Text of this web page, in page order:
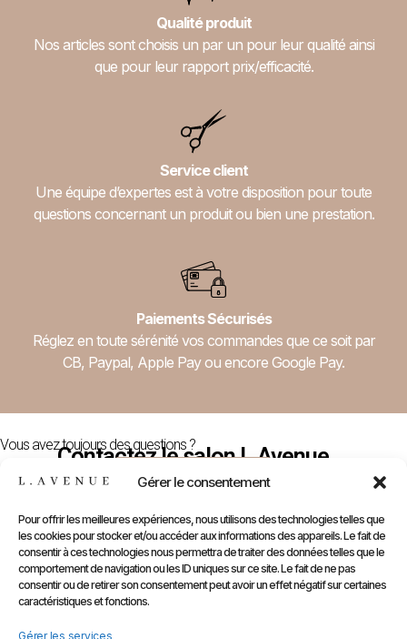
Gérer le consentement
Pour offrir les meilleures expériences, nous utilisons des technologies telles que
les cookies pour stocker et/ou accéder aux informations des appareils. Le fait de
consentir à ces technologies nous permettra de traiter des données telles que le
comportement de navigation ou les ID uniques sur ce site. Le fait de ne pas
consentir ou de retirer son consentement peut avoir un effet négatif sur certaines
caractéristiques et fonctions.
Gérer les services
Qualité produit
Nos articles sont choisis un par un pour leur qualité ainsi
que pour leur rapport prix/efficacité.
Service client
Une équipe d’expertes est à votre disposition pour toute
questions concernant un produit ou bien une prestation.
Paiements Sécurisés
Réglez en toute sérénité vos commandes que ce soit par
CB, Paypal, Apple Pay ou encore Google Pay.
Vous avez toujours des questions ?
Contactez le salon L.Avenue
Nous Contacter
E-
Shop
Gammes
Marques
Compte
Infos
Prendre
RDV